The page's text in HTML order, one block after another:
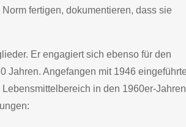
fertigen, dokumentieren, dass sie
Er engagiert sich ebenso für den
Jahren. Angefangen mit 1946
in den 1960er-